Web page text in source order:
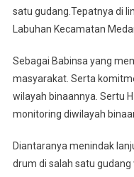
satu gudang.Tepatnya di
Labuhan Kecamatan
Sebagai Babinsa yang
masyarakat. Serta
wilayah binaannya. Sertu
monitoring diwilayah
Diantaranya menindak
drum di salah satu gudang